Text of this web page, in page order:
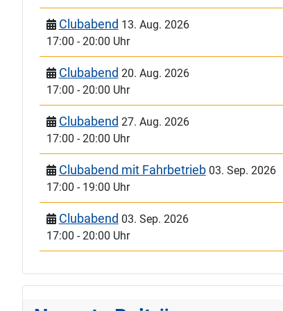
Clubabend 13. Aug. 2026
17:00 -20:00 Uhr
Clubabend 20. Aug. 2026
17:00 -20:00 Uhr
Clubabend 27. Aug. 2026
17:00 -20:00 Uhr
Clubabend mit Fahrbetrieb 03. Sep. 2026
17:00 - 19:00 Uhr
Clubabend 03. Sep. 2026
17:00 -20:00 Uhr